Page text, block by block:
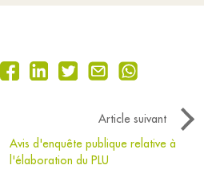
Article suivant
Avis d'enquête publique relative à
l'élaboration du PLU